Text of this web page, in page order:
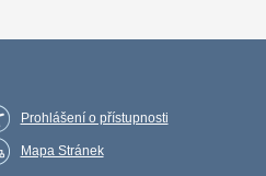
Prohlášení o přístupnosti
Mapa Stránek